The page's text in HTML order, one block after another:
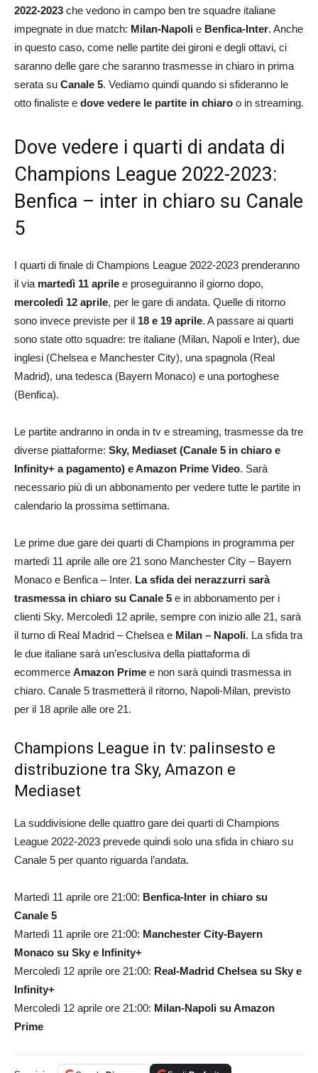
2022-2023 che vedono in campo ben tre squadre italiane
impegnate in due match: Milan-Napoli e Benfica-Inter. Anche
in questo caso, come nelle partite dei gironi e degli ottavi, ci
saranno delle gare che saranno trasmesse in chiaro in prima
serata su Canale 5. Vediamo quindi quando si sfideranno le
otto finaliste e dove vedere le partite in chiaro o in streaming.
Dove vedere i quarti di andata di
Champions League 2022-2023:
Benfica – inter in chiaro su Canale
5
I quarti di finale di Champions League 2022-2023 prenderanno
il via martedì 11 aprile e proseguiranno il giorno dopo,
mercoledì 12 aprile, per le gare di andata. Quelle di ritorno
sono invece previste per il 18 e 19 aprile. A passare ai quarti
sono state otto squadre: tre italiane (Milan, Napoli e Inter), due
inglesi (Chelsea e Manchester City), una spagnola (Real
Madrid), una tedesca (Bayern Monaco) e una portoghese
(Benfica).
Le partite andranno in onda in tv e streaming, trasmesse da tre
diverse piattaforme: Sky, Mediaset (Canale 5 in chiaro e
Infinity+ a pagamento) e Amazon Prime Video. Sarà
necessario più di un abbonamento per vedere tutte le partite in
calendario la prossima settimana.
Le prime due gare dei quarti di Champions in programma per
martedì 11 aprile alle ore 21 sono Manchester City – Bayern
Monaco e Benfica – Inter. La sfida dei nerazzurri sarà
trasmessa in chiaro su Canale 5 e in abbonamento per i
clienti Sky. Mercoledì 12 aprile, sempre con inizio alle 21, sarà
il turno di Real Madrid – Chelsea e Milan – Napoli. La sfida tra
le due italiane sarà un’esclusiva della piattaforma di
ecommerce Amazon Prime e non sarà quindi trasmessa in
chiaro. Canale 5 trasmetterà il ritorno, Napoli-Milan, previsto
per il 18 aprile alle ore 21.
Champions League in tv: palinsesto e
distribuzione tra Sky, Amazon e
Mediaset
La suddivisione delle quattro gare dei quarti di Champions
League 2022-2023 prevede quindi solo una sfida in chiaro su
Canale 5 per quanto riguarda l’andata.
Martedì 11 aprile ore 21:00: Benfica-Inter in chiaro su
Canale 5
Martedì 11 aprile ore 21:00: Manchester City-Bayern
Monaco su Sky e Infinity+
Mercoledì 12 aprile ore 21:00: Real-Madrid Chelsea su Sky e
Infinity+
Mercoledì 12 aprile ore 21:00: Milan-Napoli su Amazon
Prime